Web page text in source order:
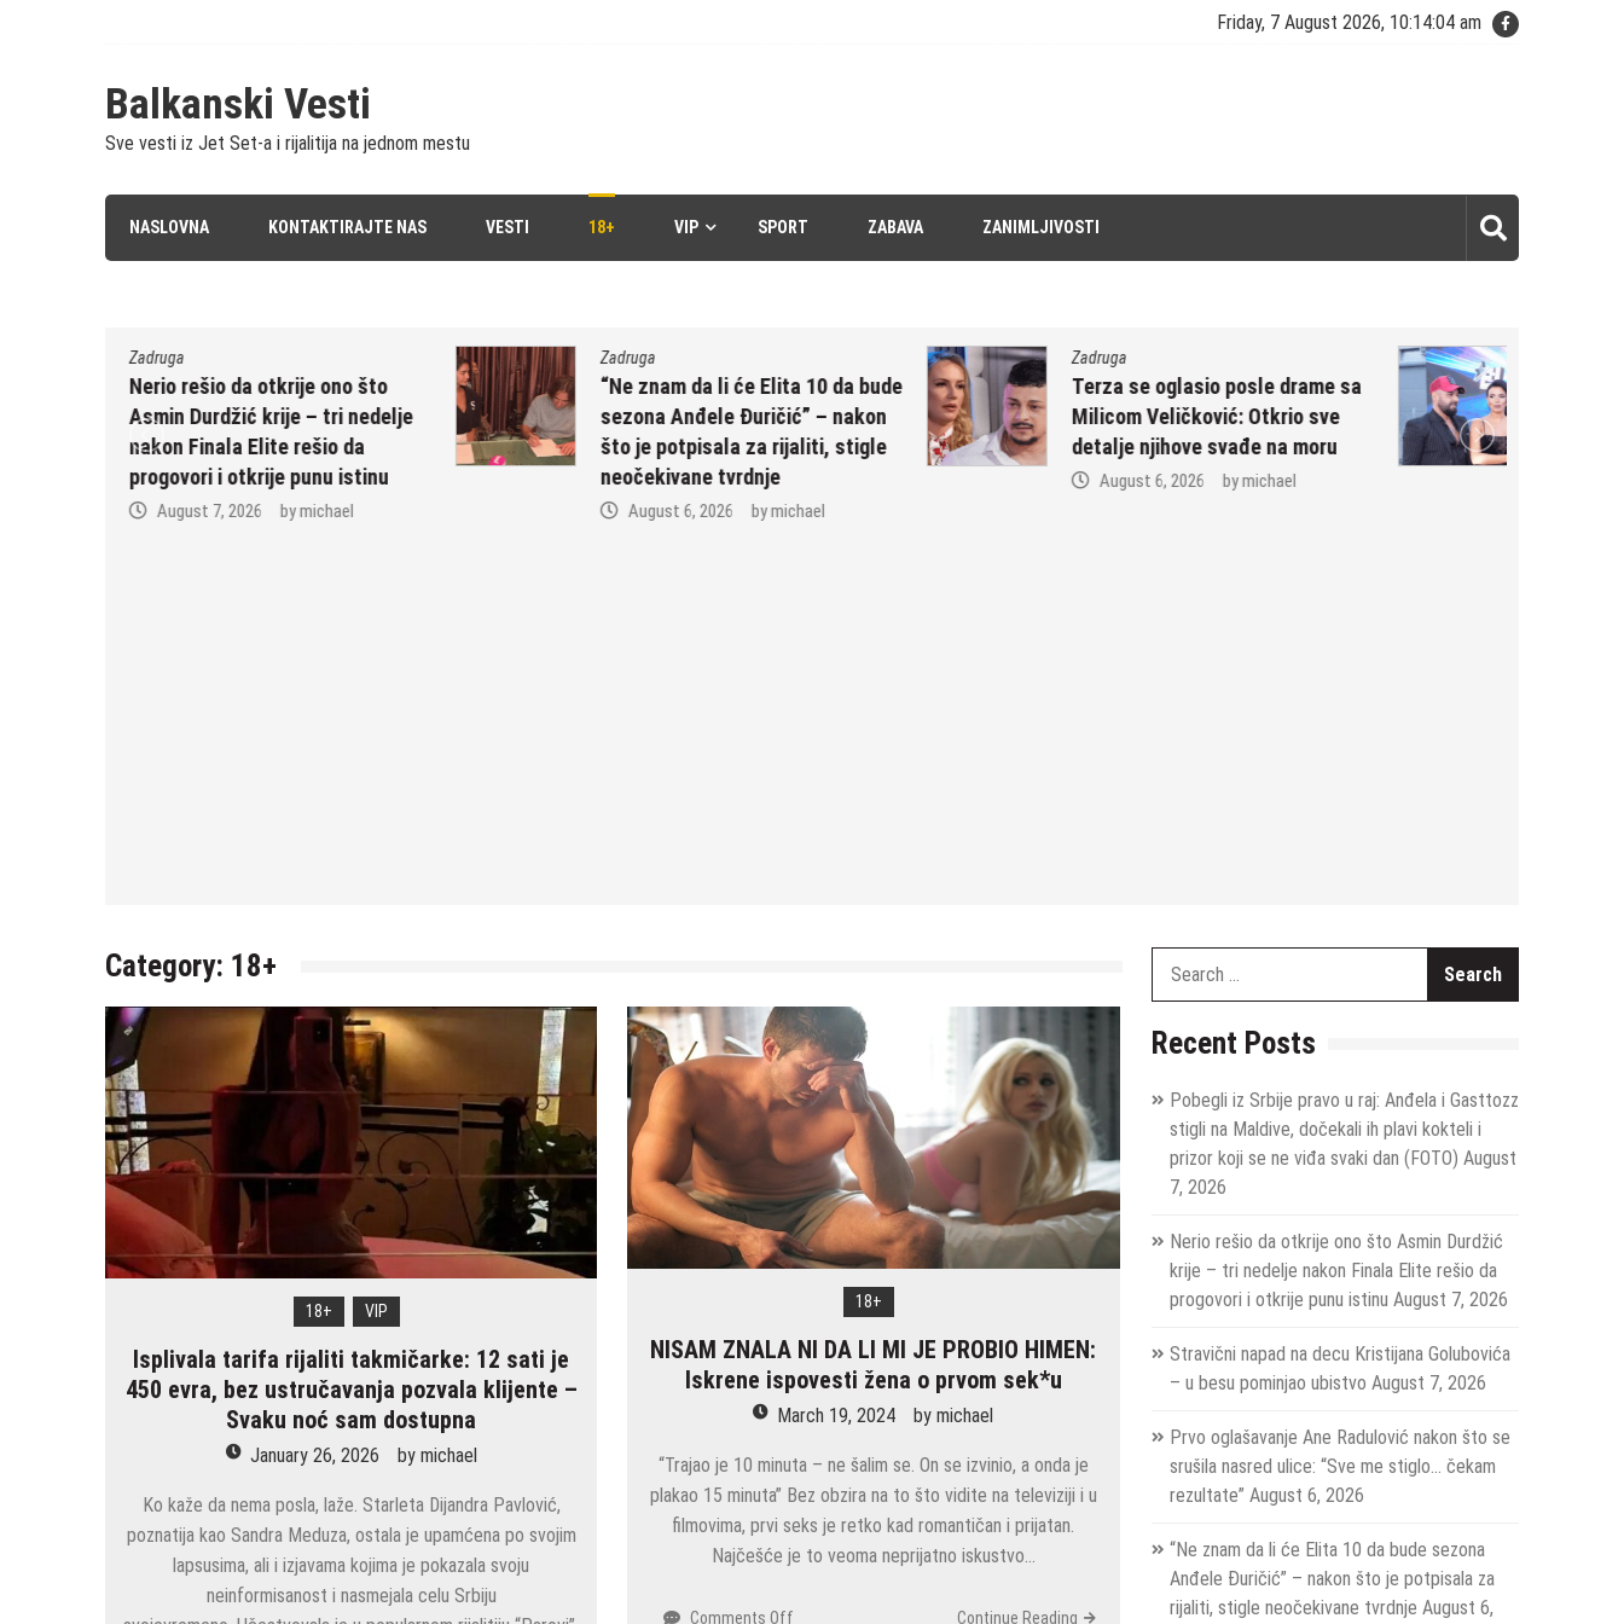
Friday, 7 August 2026, 10:14:05 am
Balkanski Vesti
Sve vesti iz Jet Set-a i rijalitija na jednom mestu
NASLOVNA KONTAKTIRAJTE NAS VESTI 18+ VIP SPORT ZABAVA ZANIMLJIVOSTI
“Ne znam da li će Elita 10 da bude
sezona Anđele Đuričić” – nakon
što je potpisala za rijaliti, stigle
neočekivane tvrdnje
August 6, 2026
Terza se oglasio posle drame sa
Milicom Veličković: Otkrio sve
detalje njihove svađe na moru
August 6, 2026
Trudna Anita podelila najnežniji
trenutak sa Lukom: Vujović ne
ispušta njen stomak, blistaju od
sreće
Category: 18+
18+ VIP
Isplivala tarifa rijaliti takmičarke: 12 sati je
450 evra, bez ustručavanja pozvala klijente –
Svaku noć sam dostupna
January 26, 2026 by michael
Ko kaže da nema posla, laže. Starleta Dijandra Pavlović,
poznatija kao Sandra Meduza, ostala je upamćena po svojim
lapsusima, ali i izjavama kojima je pokazala svoju
neinformisanost i nasmejala celu Srbiju
18+
NISAM ZNALA NI DA LI MI JE PROBIO HIMEN:
Iskrene ispovesti žena o prvom sek*u
March 19, 2024 bymichael
“Trajao je 10 minuta – ne šalim se. On se izvinio, a onda je
plakao 15 minuta” Bez obzira na to što vidite na televiziji i u
filmovima, prvi seks je retko kad romantičan i prijatan.
Najčešće je to veoma neprijatno iskustvo…
Comments Off Continue Reading
Recent Posts
Pobegli iz Srbije pravo u raj: Anđela i Gasttozz
stigli na Maldive, dočekali ih plavi kokteli i
prizor koji se ne viđa svaki dan (FOTO) August
7, 2026
Nerio rešio da otkrije ono što Asmin Durdžić
krije – tri nedelje nakon Finala Elite rešio da
progovori i otkrije punu istinu August 7, 2026
Stravični napad na decu Kristijana Golubovića
– u besu pominjao ubistvo August 7, 2026
Prvo oglašavanje Ane Radulović nakon što se
srušila nasred ulice: “Sve me stiglo… čekam
rezultate” August 6, 2026
“Ne znam da li će Elita 10 da bude sezona
Anđele Đuričić” – nakon što je potpisala za
rijaliti, stigle neočekivane tvrdnje August 6,